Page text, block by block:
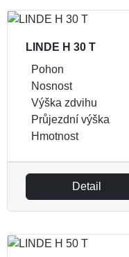
LINDE H 30 T
Pohon
Nosnost
Výška zdvihu
Průjezdní výška
Hmotnost
Detail